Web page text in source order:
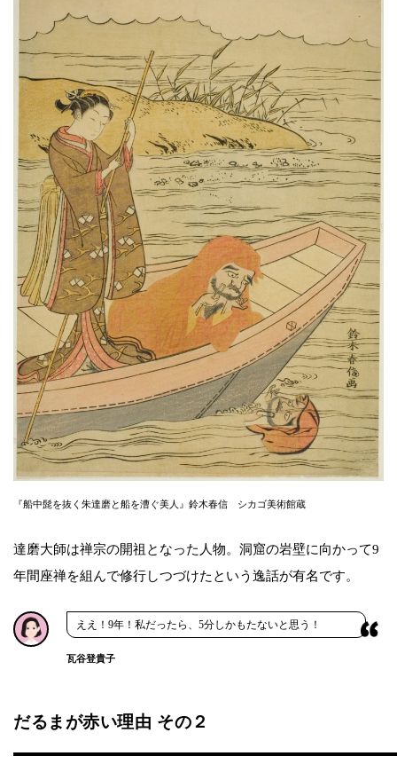
『船中髭を抜く朱達磨と船を漕ぐ美人』鈴木春信 シカゴ美術館蔵
達磨大師は禅宗の開祖となった人物。洞窟の岩壁に向かって9
年間座禅を組んで修行しつづけたという逸話が有名です。
ええ！9年！私だったら、5分しかもたないと思う！
瓦谷登貴子
だるまが赤い理由 その２